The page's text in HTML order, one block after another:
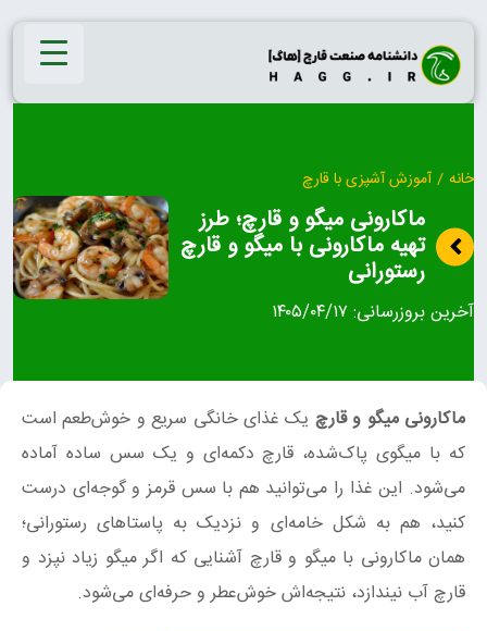
Skip
content
خانه / آموزش آشپزی با قارچ
ماکارونی میگو و قارچ؛ طرز
تهیه ماکارونی با میگو و قارچ
رستورانی
آخرین بروزرسانی: ۱۴۰۵/۰۴/۱۷
ماکارونی میگو و قارچ یک غذای خانگی سریع و خوش‌طعم است
که با میگوی پاک‌شده، قارچ دکمه‌ای و یک سس ساده آماده
می‌شود. این غذا را می‌توانید هم با سس قرمز و گوجه‌ای درست
کنید، هم به شکل خامه‌ای و نزدیک به پاستاهای رستورانی؛
همان ماکارونی با میگو و قارچ آشنایی که اگر میگو زیاد نپزد و
قارچ آب نیندازد، نتیجه‌اش خوش‌عطر و حرفه‌ای می‌شود.